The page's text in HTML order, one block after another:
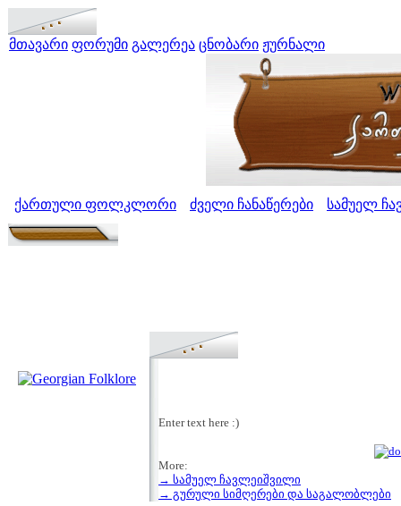
მთავარი ფორუმი გალერეა ცნობარი ჟურნალი
ქართული ფოლკლორი ძველი ჩანაწერები სამუელ
Enter text here :)
More:
→ სამუელ ჩავლეიშვილი
→ გურული სიმღერები და საგალობლები